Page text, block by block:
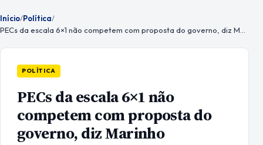
Início/Política/
POLÍTICA
PECs da escala 6×1 não
competem com proposta do
governo, diz Marinho